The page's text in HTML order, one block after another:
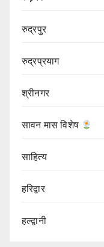
रुद्रपुर
रुद्रप्रयाग
श्रीनगर
सावन मास विशेष
साहित्य
हरिद्वार
हल्द्वानी